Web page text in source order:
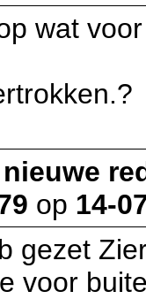
wat
op 14-
gezet
voor